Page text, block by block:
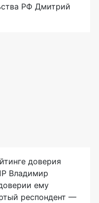
РФ Дмитрий
доверия
Владимир
ему
респондент —